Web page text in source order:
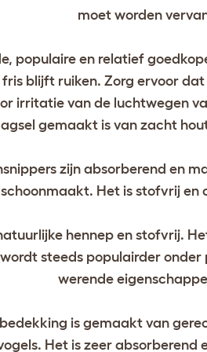
moet worden
populaire en relatief
blijft ruiken. Zorg ervoor
irritatie van de luchtwegen
gemaakt is van zacht
zijn absorberend en
schoonmaakt. Het is stofvrij en
hennep en stofvrij.
steeds populairder
werende
is gemaakt van
Het is zeer absorberend